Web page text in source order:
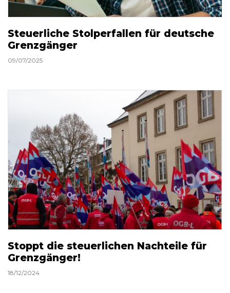
Steuerliche Stolperfallen für deutsche
Grenzgänger
09/07/2025
Stoppt die steuerlichen Nachteile für
Grenzgänger!
18/12/2024